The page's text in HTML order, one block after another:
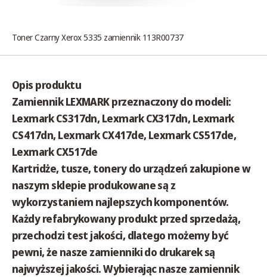
Toner Czarny Xerox 5335 zamiennik 113R00737
Opis produktu
Zamiennik LEXMARK przeznaczony do modeli:
Lexmark CS317dn, Lexmark CX317dn, Lexmark
CS417dn, Lexmark CX417de, Lexmark CS517de,
Lexmark CX517de
Kartridże, tusze, tonery do urządzeń zakupione w
naszym sklepie produkowane są z
wykorzystaniem najlepszych komponentów.
Każdy refabrykowany produkt przed sprzedażą,
przechodzi test jakości, dlatego możemy być
pewni, że nasze zamienniki do drukarek są
najwyższej jakości. Wybierając nasze zamiennik